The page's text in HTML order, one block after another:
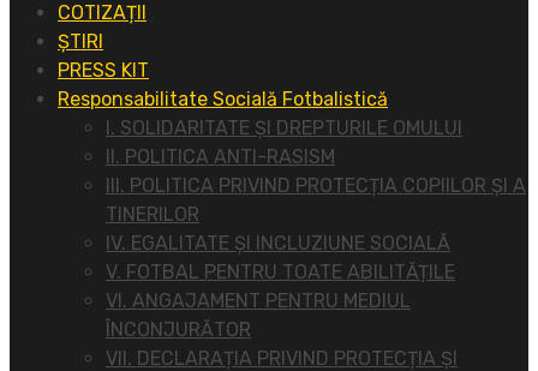
COTIZAȚII
ȘTIRI
PRESS KIT
Responsabilitate Socială Fotbalistică
I. SOLIDARITATE ȘI DREPTURILE OMULUI
II. POLITICA ANTI-RASISM
III. POLITICA PRIVIND PROTECȚIA COPIILOR ȘI A
TINERILOR
IV. EGALITATE ȘI INCLUZIUNE SOCIALĂ
V. FOTBAL PENTRU TOATE ABILITĂȚILE
VI. ANGAJAMENT PENTRU MEDIUL
ÎNCONJURĂTOR
VII. DECLARAȚIA PRIVIND PROTECȚIA ȘI